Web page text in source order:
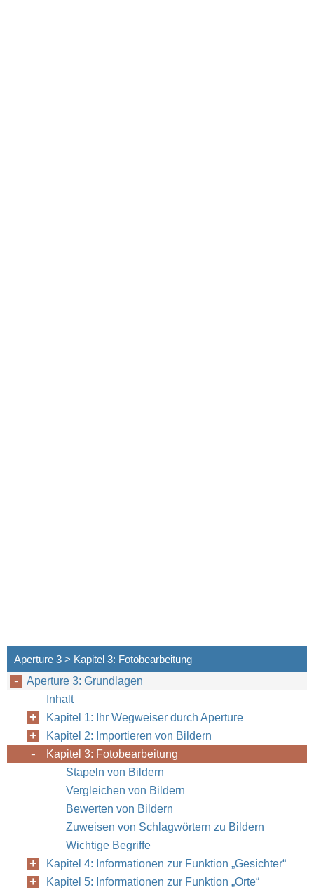
48 Kapitel 3 Fotobearbeitung
Aperture 3 > Kapitel 3: Fotobearbeitung
Aperture 3: Grundlagen
Inhalt
Kapitel 1: Ihr Wegweiser durch Aperture
Kapitel 2: Importieren von Bildern
Kapitel 3: Fotobearbeitung
Stapeln von Bildern
Vergleichen von Bildern
Bewerten von Bildern
Zuweisen von Schlagwörtern zu Bildern
Wichtige Begriffe
Kapitel 4: Informationen zur Funktion „Gesichter“
Kapitel 5: Informationen zur Funktion „Orte“